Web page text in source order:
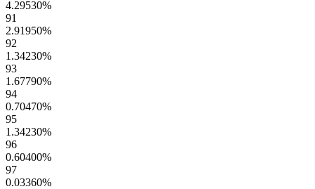
4.29530%
91
2.91950%
92
1.34230%
93
1.67790%
94
0.70470%
95
1.34230%
96
0.60400%
97
0.03360%